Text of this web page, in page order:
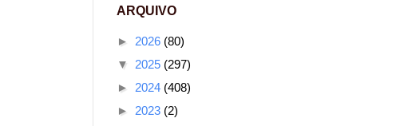
ARQUIVO
► 2026 (80)
▼ 2025 (297)
► 2024 (408)
► 2023 (2)